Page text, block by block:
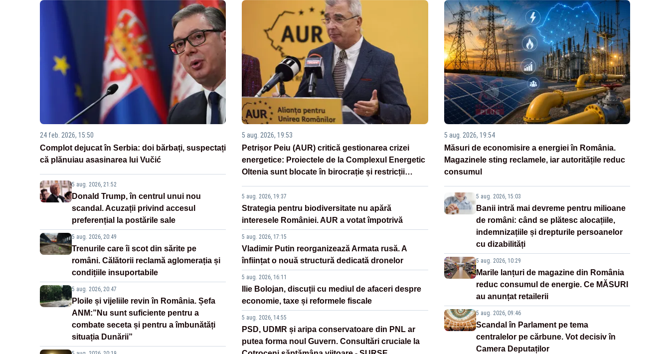
24 feb. 2026, 15:50
Complot dejucat în Serbia: doi bărbați, suspectați
că plănuiau asasinarea lui Vučić
5 aug. 2026, 21:52
Donald Trump, în centrul unui nou
scandal. Acuzații privind accesul
preferențial la postările sale
5 aug. 2026, 20:49
Trenurile care îi scot din sărite pe
români. Călătorii reclamă aglomerația și
condițiile insuportabile
5 aug. 2026, 20:47
Ploile și vijeliile revin în România. Șefa
ANM:”Nu sunt suficiente pentru a
combate seceta și pentru a îmbunătăți
situația Dunării”
5 aug. 2026, 19:53
Petrișor Peiu (AUR) critică gestionarea crizei
energetice: Proiectele de la Complexul Energetic
Oltenia sunt blocate în birocrație și restricții
5 aug. 2026, 19:37
Strategia pentru biodiversitate nu apără
interesele României. AUR a votat împotrivă
5 aug. 2026, 17:15
Vladimir Putin reorganizează Armata rusă. A
înființat o nouă structură dedicată dronelor
5 aug. 2026, 16:11
Ilie Bolojan, discuții cu mediul de afaceri despre
economie, taxe și reformele fiscale
5 aug. 2026, 14:55
PSD, UDMR și aripa conservatoare din PNL ar
putea forma noul Guvern. Consultări cruciale la
5 aug. 2026, 19:54
Măsuri de economisire a energiei în România.
Magazinele sting reclamele, iar autoritățile reduc
consumul
5 aug. 2026, 15:03
Banii intră mai devreme pentru milioane
de români: când se plătesc alocațiile,
indemnizațiile și drepturile persoanelor
cu dizabilități
5 aug. 2026, 10:29
Marile lanțuri de magazine din România
reduc consumul de energie. Ce MĂSURI
au anunțat retailerii
5 aug. 2026, 09:46
Scandal în Parlament pe tema
centralelor pe cărbune. Vot decisiv în
Camera Deputaților